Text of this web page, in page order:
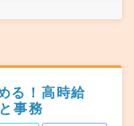
る！高時給
事務